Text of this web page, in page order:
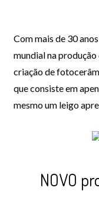
Com mais de 30
mundial na
criação de
que consiste em
mesmo um leigo
NOVO